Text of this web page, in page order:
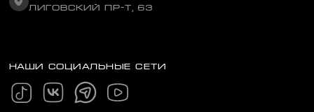
ЛИГОВСКИЙ ПР-Т, 63
НАШИ СОЦИАЛЬНЫЕ СЕТИ